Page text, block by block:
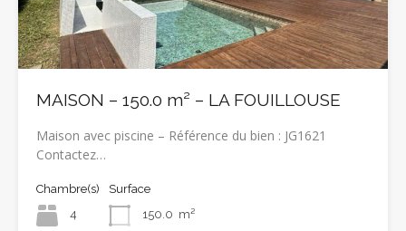
MAISON – 150.0 m² – LA FOUILLOUSE
Maison avec piscine – Référence du bien : JG1621
Contactez…
Chambre(s)
4
Surface
150.0 m²